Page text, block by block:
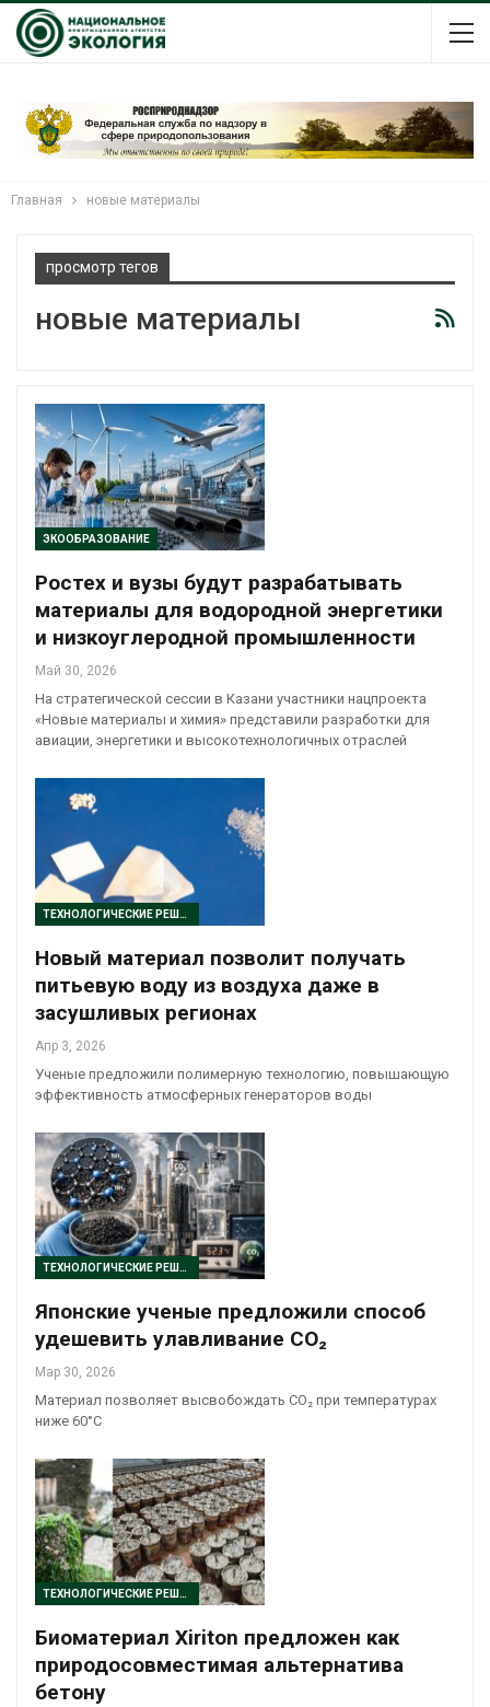
Главная новые материалы
просмотр тегов
новые материалы
ЭКООБРАЗОВАНИЕ
Ростех и вузы будут разрабатывать
материалы для водородной энергетики
и низкоуглеродной промышленности
Май 30, 2026
На стратегической сессии в Казани участники нацпроекта
«Новые материалы и химия» представили разработки для
авиации, энергетики и высокотехнологичных отраслей
ТЕХНОЛОГИЧЕСКИЕ РЕШЕНИЯ
Новый материал позволит получать
питьевую воду из воздуха даже в
засушливых регионах
Апр 3, 2026
Ученые предложили полимерную технологию, повышающую
эффективность атмосферных генераторов воды
ТЕХНОЛОГИЧЕСКИЕ РЕШЕНИЯ
Японские ученые предложили способ
удешевить улавливание CO₂
Мар 30, 2026
Материал позволяет высвобождать CO₂ при температурах
ниже 60°C
ТЕХНОЛОГИЧЕСКИЕ РЕШЕНИЯ
Биоматериал Xiriton предложен как
природосовместимая альтернатива
бетону